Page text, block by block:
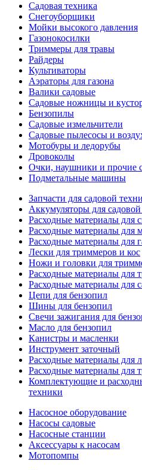
Садовая техника
Снегоуборщики
Мойки высокого давления
Газонокосилки
Триммеры для травы
Райдеры
Культиваторы
Аэраторы для газона
Валики садовые
Садовые ножницы и
Бензопилы
Садовые измельчители
Садовые пылесосы и
Мотобуры и ледорубы
Дровоколы
Очки, наушники и прочие
Подметальные машины
Запчасти для садовой
Аккумуляторы для
Расходные материалы для
Расходные материалы для
Расходные материалы для
Лески для триммеров и кос
Ножи и головки для
Расходные материалы для
Расходные материалы для
Цепи для бензопил
Шины для бензопил
Свечи зажигания для
Масло для бензопил
Канистры и масленки
Инструмент заточный
Расходные материалы для
Расходные материалы для
Комплектующие и
техники
Насосное оборудование
Насосы садовые
Насосные станции
Аксессуары к насосам
Мотопомпы